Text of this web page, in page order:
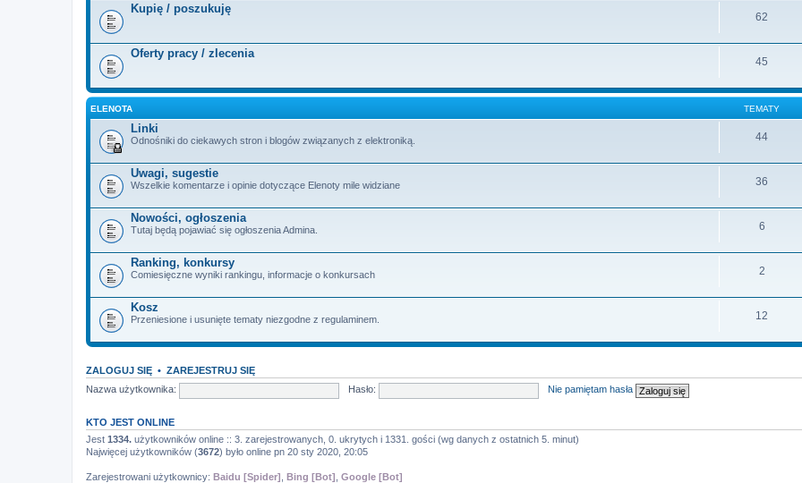
Kupię / poszukuję
62
Oferty pracy / zlecenia
45
ELENOTA TEMATY
Linki
Odnośniki do ciekawych stron i blogów związanych z elektroniką. 44
Uwagi, sugestie
Wszelkie komentarze i opinie dotyczące Elenoty mile widziane 36
Nowości, ogłoszenia
Tutaj będą pojawiać się ogłoszenia Admina. 6
Ranking, konkursy
Comiesięczne wyniki rankingu, informacje o konkursach 2
Kosz
Przeniesione i usunięte tematy niezgodne z regulaminem. 12
ZALOGUJ SIĘ • ZAREJESTRUJ SIĘ
Nazwa użytkownika:
Hasło: Nie pamiętam hasła
KTO JEST ONLINE
Jest 1334. użytkowników online :: 3. zarejestrowanych, 0. ukrytych i 1331. gości (wg danych z ostatnich 5. minut)
Najwięcej użytkowników (3672) było online pn 20 sty 2020, 20:05
Zarejestrowani użytkownicy: Baidu [Spider] Bing [Bot] Google [Bot]